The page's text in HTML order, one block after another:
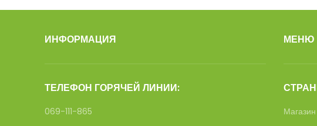
ИНФОРМАЦИЯ
ТЕЛЕФОН ГОРЯЧЕЙ ЛИНИИ:
069-111-865
МЕНЮ
Магазин